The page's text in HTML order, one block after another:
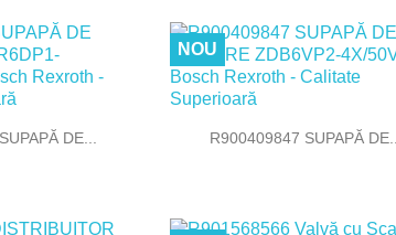
rapida
DE...  Vizualizare rapida
R900409847 SUPAPĂ DE...
NOU